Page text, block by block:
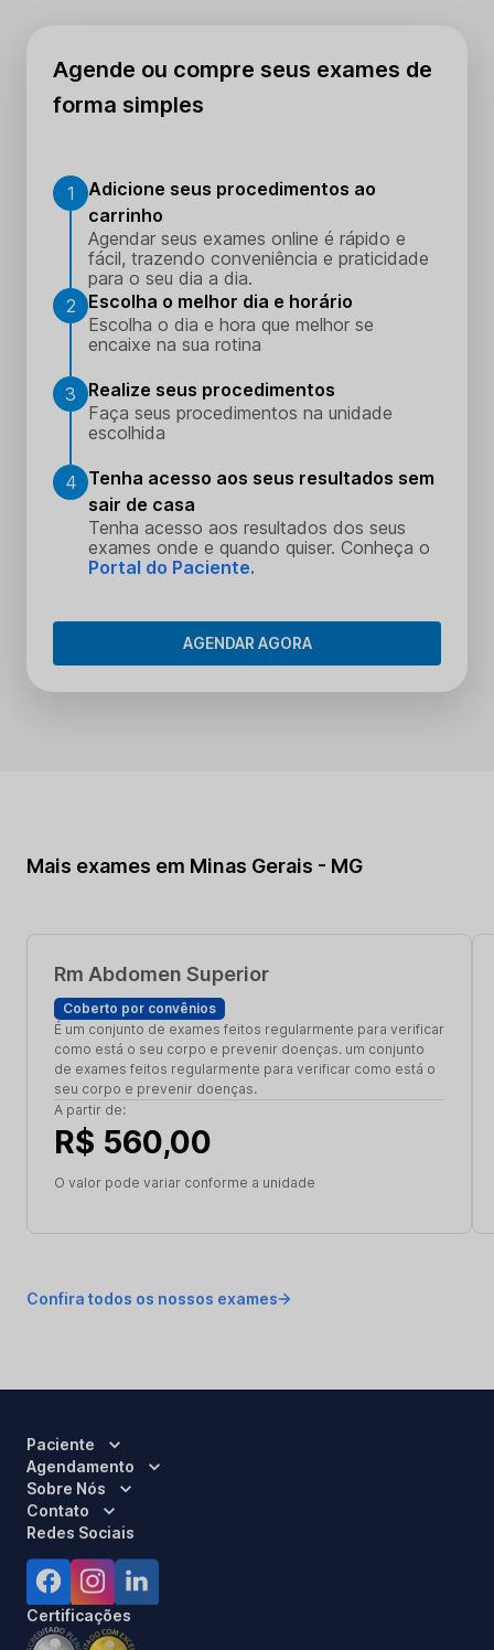
Agende ou compre seus exames de
forma simples
1
Adicione seus procedimentos ao
carrinho
Agendar seus exames online é rápido e
fácil, trazendo conveniência e praticidade
para o seu dia a dia.
2
Escolha o melhor dia e horário
Escolha o dia e hora que melhor se
encaixe na sua rotina
3
Realize seus procedimentos
Faça seus procedimentos na unidade
escolhida
4 Tenha acesso aos seus resultados sem
sair de casa
Tenha acesso aos resultados dos seus
exames onde e quando quiser. Conheça o
Portal do Paciente.
AGENDAR AGORA
Mais exames em Minas Gerais - MG
Rm Abdomen Superior
Coberto por convênios
É um conjunto de exames feitos regularmente para verificar
como está o seu corpo e prevenir doenças. um conjunto
de exames feitos regularmente para verificar como está o
seu corpo e prevenir doenças.
A partir de:
R$ 560,00
O valor pode variar conforme a unidade
Confira todos os nossos exames
Paciente
Agendamento
Sobre Nós
Contato
Redes Sociais
Certificações